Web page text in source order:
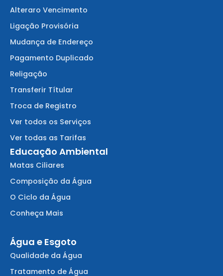
Alteraro Vencimento
Ligação Provisória
Mudança de Endereço
Pagamento Duplicado
Religação
Transferir Títular
Troca de Registro
Ver todos os Serviços
Ver todas as Tarifas
Educação Ambiental
Matas Ciliares
Composição da Água
O Ciclo da Água
Conheça Mais
Água e Esgoto
Qualidade da Água
Tratamento de Água